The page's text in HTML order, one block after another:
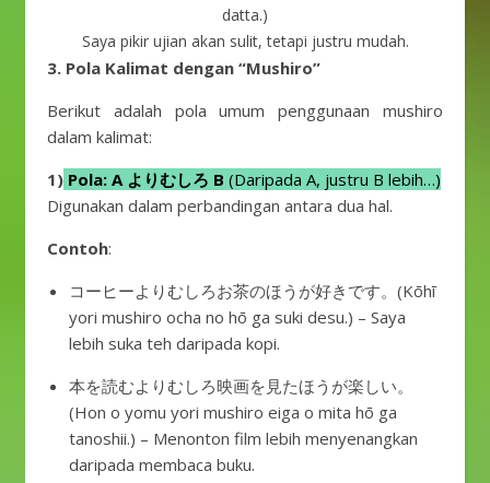
datta.)
Saya pikir ujian akan sulit, tetapi justru mudah.
3. Pola Kalimat dengan “Mushiro”
Berikut adalah pola umum penggunaan mushiro
dalam kalimat:
1) Pola: A よりむしろ B (Daripada A, justru B lebih…)
Digunakan dalam perbandingan antara dua hal.
Contoh:
コーヒーよりむしろお茶のほうが好きです。(Kōhī
yori mushiro ocha no hō ga suki desu.) – Saya
lebih suka teh daripada kopi.
本を読むよりむしろ映画を見たほうが楽しい。
(Hon o yomu yori mushiro eiga o mita hō ga
tanoshii.) – Menonton film lebih menyenangkan
daripada membaca buku.